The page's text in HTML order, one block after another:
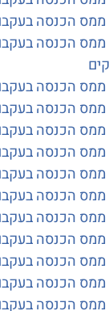
בעקבות
בעקבות
בעקבות אי
בעקבות אי
בעקבות אי
בעקבות
בעקבות פוליו
בעקבות
בעקבות
בעקבות
בעקבות
בעקבות
בעקבות